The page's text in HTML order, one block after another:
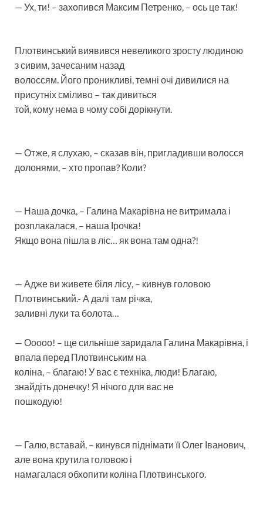
— Ух, ти! – захопився Максим Петренко, – ось це так!
Плотвинський виявився невеликого зросту людиною
з сивим, зачесаним назад
волоссям. Його проникливі, темні очі дивилися на
присутніх сміливо – так дивиться
той, кому нема в чому собі дорікнути.
— Отже, я слухаю, – сказав він, пригладивши волосся
долонями, – хто пропав? Коли?
— Наша дочка, – Галина Макарівна не витримала і
розплакалася, – наша Ірочка!
Якщо вона пішла в ліс… як вона там одна?!
— Адже ви живете біля лісу, – кивнув головою
Плотвинський.- А далі там річка,
заливні луки та болота…
— Ооооо! – ще сильніше заридала Галина Макарівна, і
впала перед Плотвинським на
коліна, – благаю! У вас є техніка, люди! Благаю,
знайдіть донечку! Я нічого для вас не
пошкодую!
— Галю, вставай, – кинувся піднімати її Олег Іванович,
але вона крутила головою і
намагалася обхопити коліна Плотвинського.